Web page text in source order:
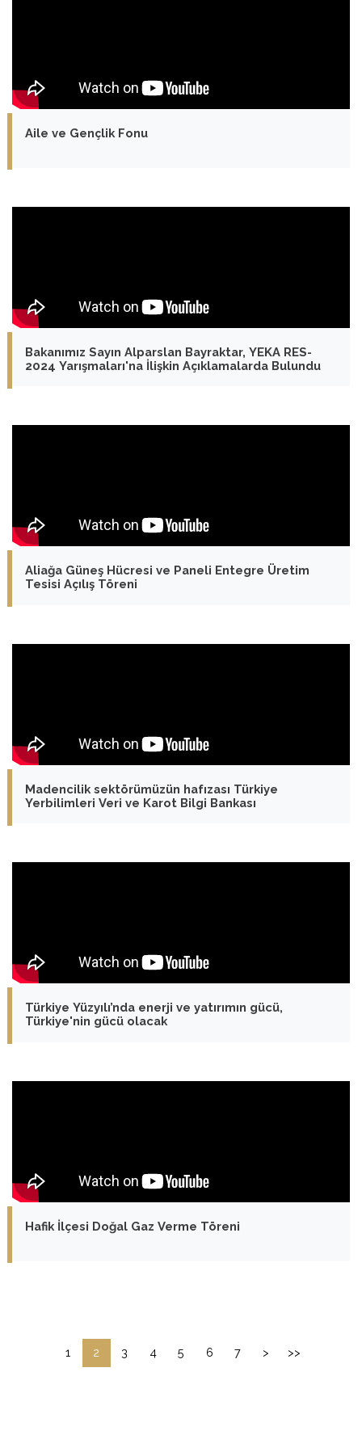
Aile ve Gençlik Fonu
Bakanımız Sayın Alparslan Bayraktar, YEKA RES-
2024 Yarışmaları'na İlişkin Açıklamalarda Bulundu
Aliağa Güneş Hücresi ve Paneli Entegre Üretim
Tesisi Açılış Töreni
Madencilik sektörümüzün hafızası Türkiye
Yerbilimleri Veri ve Karot Bilgi Bankası
Türkiye Yüzyılı’nda enerji ve yatırımın gücü,
Türkiye'nin gücü olacak
Hafik İlçesi Doğal Gaz Verme Töreni
1 2 3 4 5 6 7 > >>